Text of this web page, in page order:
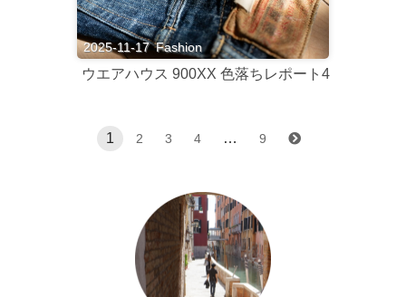
2025-11-17 Fashion
ウエアハウス 900XX 色落ちレポート4
1 2 3 4 … 9